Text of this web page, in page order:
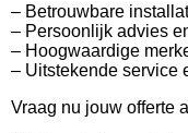
– Betrouwbare
– Persoonlijk advies
– Hoogwaardige
– Uitstekende service
Vraag nu jouw offerte